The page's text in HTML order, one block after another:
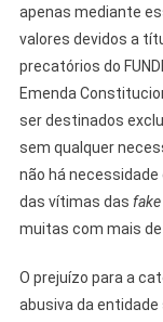
apenas mediante
valores devidos a
precatórios do
Emenda
ser destinados
sem qualquer
não há
das vítimas das
muitas com mais de
O prejuízo para a
abusiva da